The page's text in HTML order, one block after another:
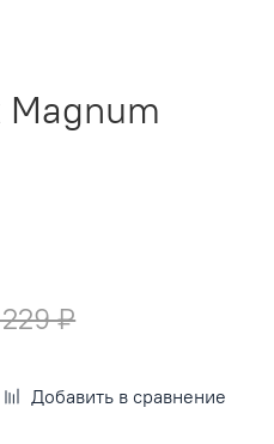
₽
Добавить в сравнение